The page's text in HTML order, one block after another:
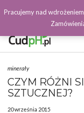
minerały
CZYM RÓŻNI
SZTUCZNEJ?
20 września 2015
Pracujemy nad